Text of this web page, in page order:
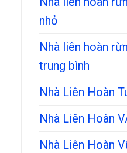
nhỏ
Nhà liên hoàn
trung bình
Nhà Liên Hoàn
Nhà Liên Hoàn
Nhà Liên Hoàn